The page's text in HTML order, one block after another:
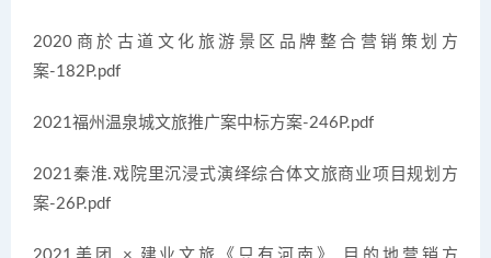
2020商於古道文化旅游景区品牌整合营销策划方
案-182P.pdf
2021福州温泉城文旅推广案中标方案-246P.pdf
2021秦淮.戏院里沉浸式演绎综合体文旅商业项目规划方
案-26P.pdf